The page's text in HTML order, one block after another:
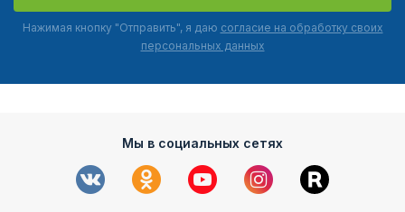
Нажимая кнопку "Отправить", я даю согласие на обработку своих
персональных данных
Мы в социальных сетях